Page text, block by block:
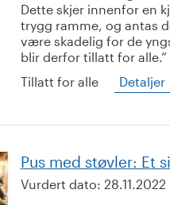
Dette skjer innenfor en
trygg ramme, og antas
være skadelig for de
blir derfor tillatt for alle.
Tillatt for alle
Detaljer
Pus med støvler: Et
Vurdert dato: 28.11.2022